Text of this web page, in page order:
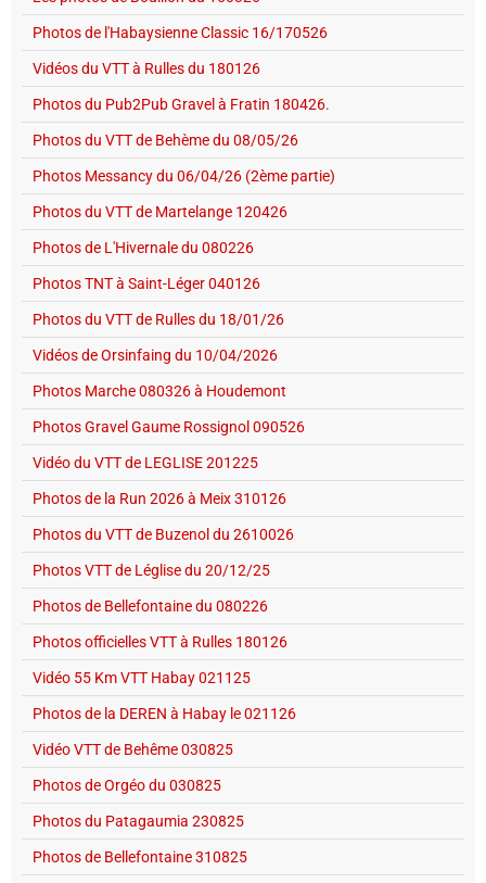
Photos de l'Habaysienne Classic 16/170526
Vidéos du VTT à Rulles du 180126
Photos du Pub2Pub Gravel à Fratin 180426.
Photos du VTT de Behème du 08/05/26
Photos Messancy du 06/04/26 (2ème partie)
Photos du VTT de Martelange 120426
Photos de L'Hivernale du 080226
Photos TNT à Saint-Léger 040126
Photos du VTT de Rulles du 18/01/26
Vidéos de Orsinfaing du 10/04/2026
Photos Marche 080326 à Houdemont
Photos Gravel Gaume Rossignol 090526
Vidéo du VTT de LEGLISE 201225
Photos de la Run 2026 à Meix 310126
Photos du VTT de Buzenol du 2610026
Photos VTT de Léglise du 20/12/25
Photos de Bellefontaine du 080226
Photos officielles VTT à Rulles 180126
Vidéo 55 Km VTT Habay 021125
Photos de la DEREN à Habay le 021126
Vidéo VTT de Behême 030825
Photos de Orgéo du 030825
Photos du Patagaumia 230825
Photos de Bellefontaine 310825